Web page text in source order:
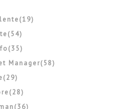
Manager(58)